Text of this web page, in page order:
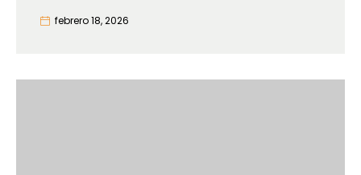
febrero 18, 2026